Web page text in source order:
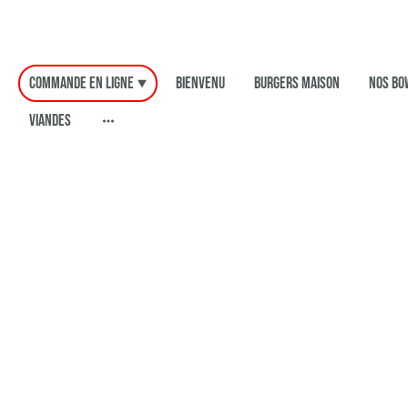
COMMANDE EN LIGNE Bienvenu Burgers Maison
Nos
Viandes